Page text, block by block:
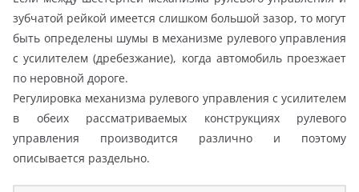
зубчатой рейкой имеется слишком большой зазор, то могут
быть определены шумы в механизме рулевого управления
с усилителем (дребезжание), когда автомобиль проезжает
по неровной дороге.
Регулировка механизма рулевого управления с усилителем
в обеих рассматриваемых конструкциях рулевого
управления производится различно и поэтому
описывается раздельно.